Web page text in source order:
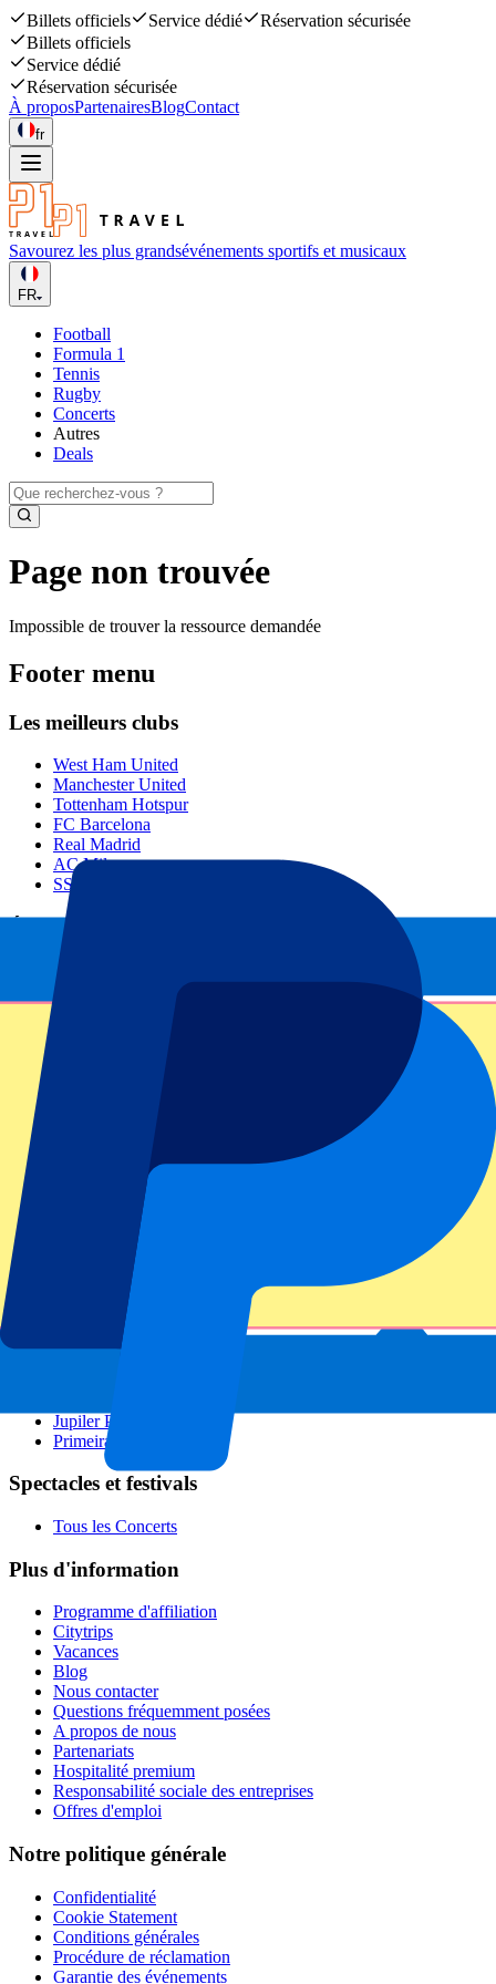
Billets officiels Service dédié
Réservation sécurisée
Billets officiels
Service dédié
Réservation sécurisée
À proposPartenairesBlogContact
fr
Savourez les plus grandsévénements sportifs et musicaux
FR
Football
Formula 1
Tennis
Rugby
Concerts
Autres
Deals
Page non trouvée
Impossible de trouver la ressource demandée
Footer menu
Les meilleurs clubs
West Ham United
Manchester United
Tottenham Hotspur
FC Barcelona
Real Madrid
AC Milan
SSC Napoli
Événements populaires
GP de Barcelone
GP d'Italie
GP de Singapour
Tous les sports
Ligues de football
Champions League
Premier League
Jupiler Pro League
Primeira Liga
Spectacles et festivals
Tous les Concerts
Plus d'information
Programme d'affiliation
Citytrips
Vacances
Blog
Nous contacter
Questions fréquemment posées
A propos de nous
Partenariats
Hospitalité premium
Responsabilité sociale des entreprises
Offres d'emploi
Notre politique générale
Confidentialité
Cookie Statement
Conditions générales
Procédure de réclamation
Garantie des événements